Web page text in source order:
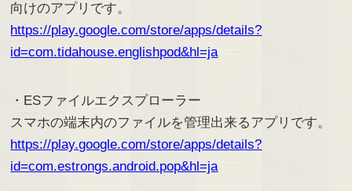
向けのアプリです。
https://play.google.com/store/apps/details?
id=com.tidahouse.englishpod&hl=ja
・ESファイルエクスプローラー
スマホの端末内のファイルを管理出来るアプリです。
https://play.google.com/store/apps/details?
id=com.estrongs.android.pop&hl=ja